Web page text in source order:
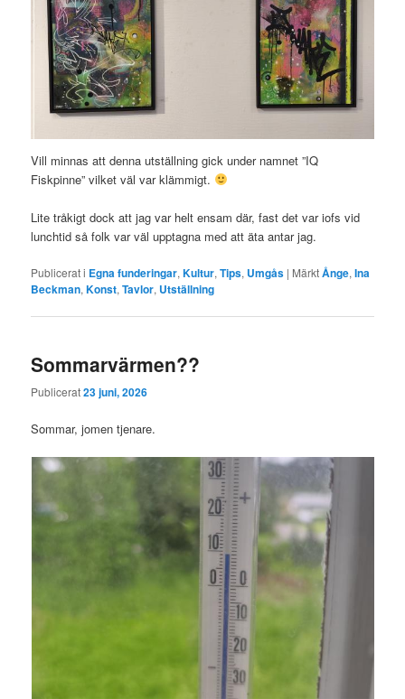
Vill minnas att denna utställning gick under namnet ”IQ
Fiskpinne” vilket väl var klämmigt.
Lite tråkigt dock att jag var helt ensam där, fast det var iofs vid
lunchtid så folk var väl upptagna med att äta antar jag.
Publicerat i Egna funderingar,Kultur,Tips, Umgås | MärktÅnge,Ina
Beckman,Konst,Tavlor, Utställning
Sommarvärmen??
Publicerat23 juni, 2026
Sommar, jomen tjenare.